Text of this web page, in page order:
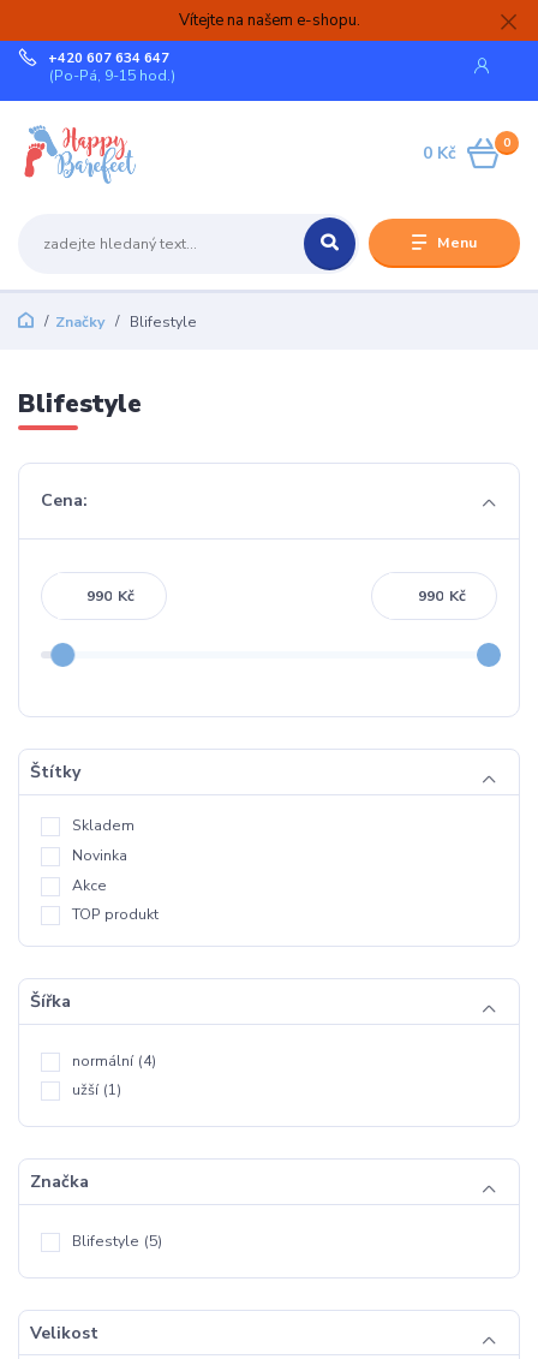
Vítejte na našem e-shopu.
Menu
+420 607 634 647
(Po-Pá, 9-15 hod.)
0
0 Kč
Značky Blifestyle
Blifestyle
Cena:
Kč Kč
Štítky
Skladem
Novinka
Akce
TOP produkt
Šířka
normální (4)
užší (1)
Značka
Blifestyle (5)
Velikost